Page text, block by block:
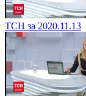
ТСН за 2020.11.13